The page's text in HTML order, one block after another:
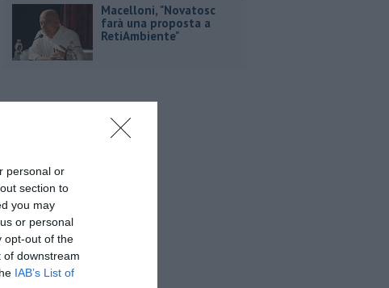
personal or
section to
you may
or personal
opt-out of the
of downstream
IAB’s List of
Macelloni, "Novatosc
farà una proposta a
RetiAmbiente"